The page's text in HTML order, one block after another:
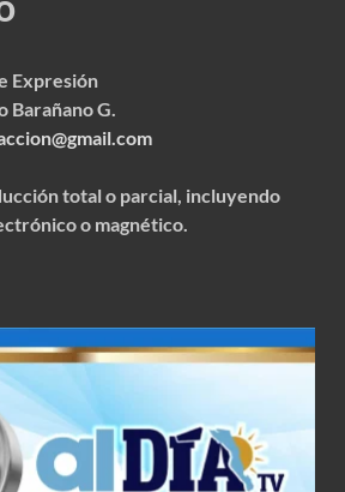
Expresión
G.
total o parcial, incluyendo
o magnético.